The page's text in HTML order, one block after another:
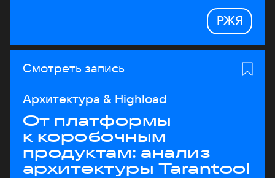
РЖЯ
Смотреть запись
Архитектура & Highload
От платформы
к коробочным
продуктам: анализ
архитектуры Tarantool